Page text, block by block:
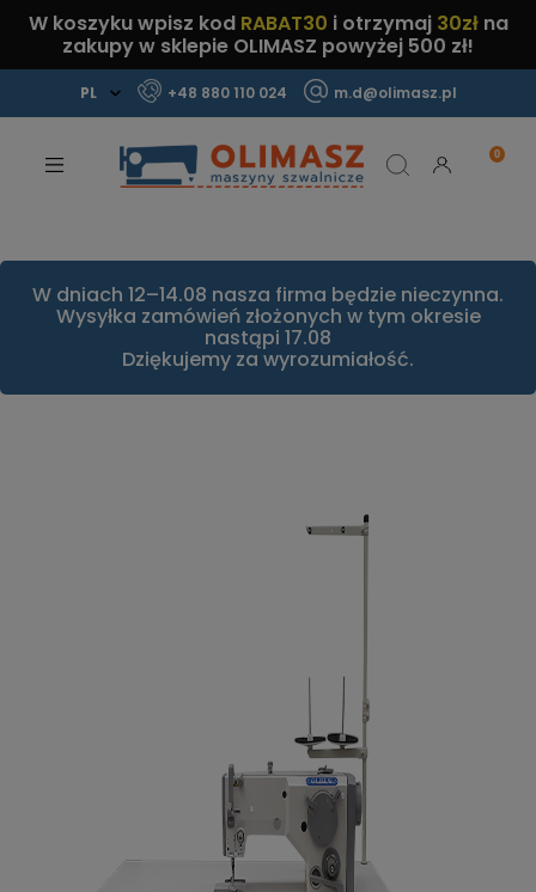
W koszyku wpisz kod RABAT30 i otrzymaj 30złna
zakupy w sklepie OLIMASZ powyżej 500 zł!
+48 880 110 024 m.d@olimasz.pl
Sprawdź!
W dniach 12–14.08 nasza firma będzie nieczynna.
Wysyłka zamówień złożonych w tym okresie
nastąpi 17.08
Dziękujemy za wyrozumiałość.